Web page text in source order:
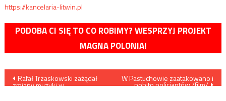
https://kancelaria-litwin.pl
PODOBA CI SIĘ TO CO ROBIMY? WESPRZYJ PROJEKT
MAGNA POLONIA!
Nawigacja
Rafał Trzaskowski zażądał
zmiany muzyki w
W Pastuchowie zaatakowano i
pobito policjantów /film/